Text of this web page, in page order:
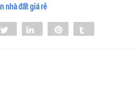
nhà đất giá rẻ
Tweet Share